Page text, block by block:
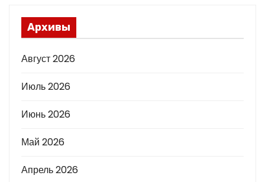
Архивы
Август 2026
Июль 2026
Июнь 2026
Май 2026
Апрель 2026